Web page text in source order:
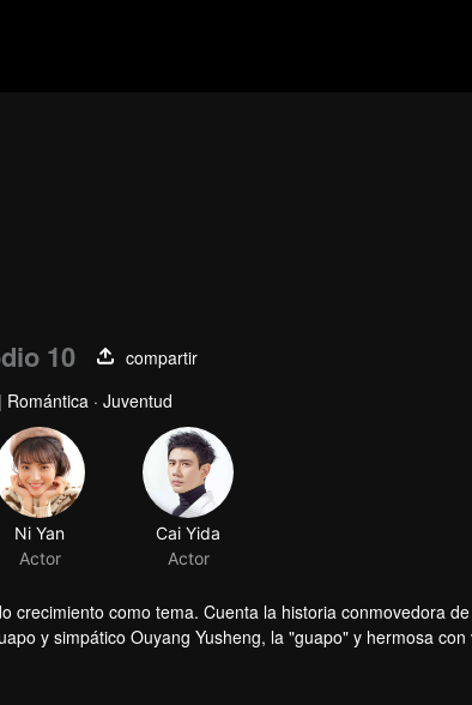
10
compartir
| Romántica · Juventud
crecimiento como tema. Cuenta la historia conmovedora
y simpático Ouyang Yusheng, la "guapo" y hermosa
reflexionar profundamente.